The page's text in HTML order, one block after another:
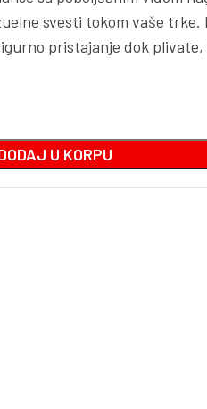
svesti tokom vaše
pristajanje dok
U KORPU